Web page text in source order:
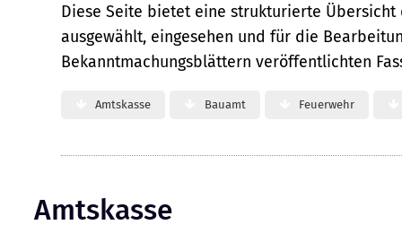
Diese Seite bietet eine strukturierte Übersicht
ausgewählt, eingesehen und für die
Bekanntmachungsblättern veröffentlichten
Amtskasse Bauamt Feuerwehr
Amtskasse